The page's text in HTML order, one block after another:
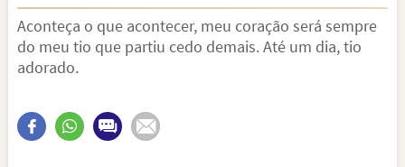
PÊSAMES PARA AMIGA DESCANSE EM PAZ
MEUS SENTIMENTOS PÊSAMES PARA AMIGO
FRASES DE LUTO PARA AMIGO
Aconteça o que acontecer, meu coração será sempre
do meu tio que partiu cedo demais. Até um dia, tio
adorado.